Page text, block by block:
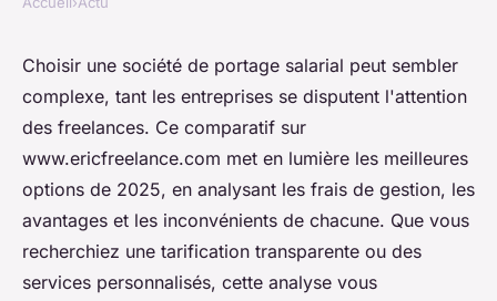
Comparatif des sociétés de
portage salarial sur
www.ericfreelance.com
Nathan• 6 janvier 2025 •3 min de lecture
Choisir une société de portage salarial peut sembler
complexe, tant les entreprises se disputent l'attention
des freelances. Ce comparatif sur
www.ericfreelance.com met en lumière les meilleures
options de 2025, en analysant les frais de gestion, les
avantages et les inconvénients de chacune. Que vous
recherchiez une tarification transparente ou des
services personnalisés, cette analyse vous